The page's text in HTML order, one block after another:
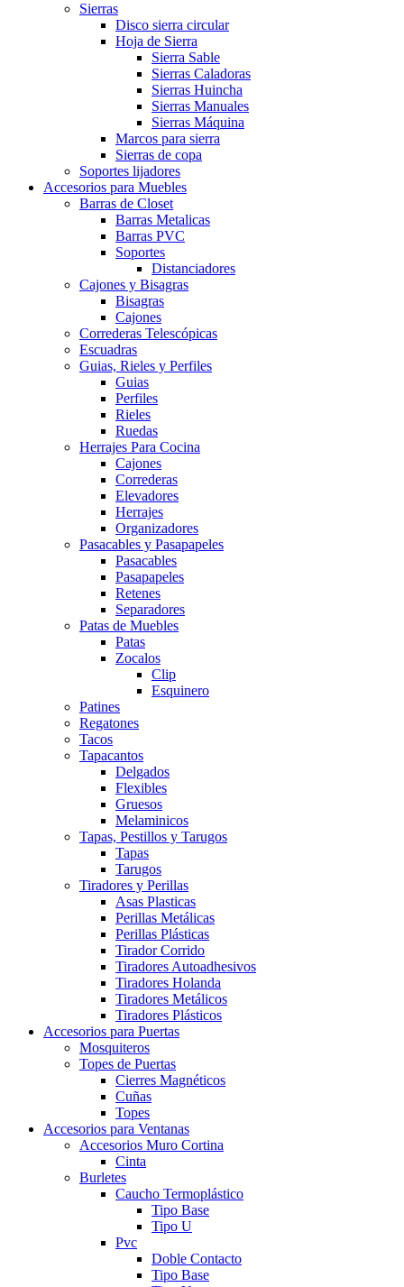
Sierras
Disco sierra circular
Hoja de Sierra
Sierra Sable
Sierras Caladoras
Sierras Huincha
Sierras Manuales
Sierras Máquina
Marcos para sierra
Sierras de copa
Soportes lijadores
Accesorios para Muebles
Barras de Closet
Barras Metalicas
Barras PVC
Soportes
Distanciadores
Cajones y Bisagras
Bisagras
Cajones
Correderas Telescópicas
Escuadras
Guias, Rieles y Perfiles
Guias
Perfiles
Rieles
Ruedas
Herrajes Para Cocina
Cajones
Correderas
Elevadores
Herrajes
Organizadores
Pasacables y Pasapapeles
Pasacables
Pasapapeles
Retenes
Separadores
Patas de Muebles
Patas
Zocalos
Clip
Esquinero
Patines
Regatones
Tacos
Tapacantos
Delgados
Flexibles
Gruesos
Melaminicos
Tapas, Pestillos y Tarugos
Tapas
Tarugos
Tiradores y Perillas
Asas Plasticas
Perillas Metálicas
Perillas Plásticas
Tirador Corrido
Tiradores Autoadhesivos
Tiradores Holanda
Tiradores Metálicos
Tiradores Plásticos
Accesorios para Puertas
Mosquiteros
Topes de Puertas
Cierres Magnéticos
Cuñas
Topes
Accesorios para Ventanas
Accesorios Muro Cortina
Cinta
Burletes
Caucho Termoplástico
Tipo Base
Tipo U
Pvc
Doble Contacto
Tipo Base